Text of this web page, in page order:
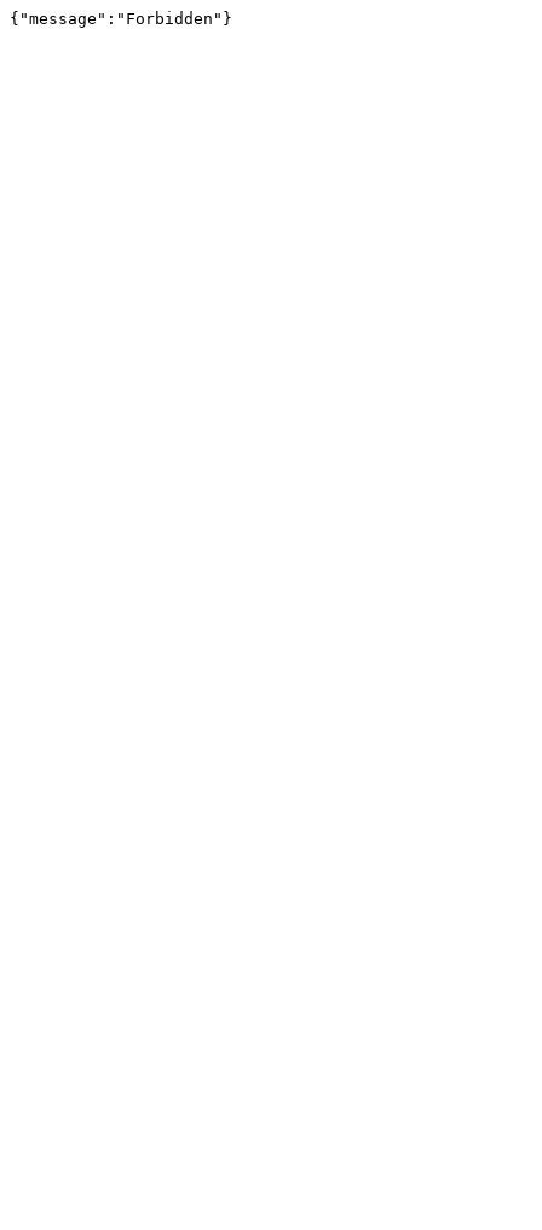
{"message":"Forbidden"}